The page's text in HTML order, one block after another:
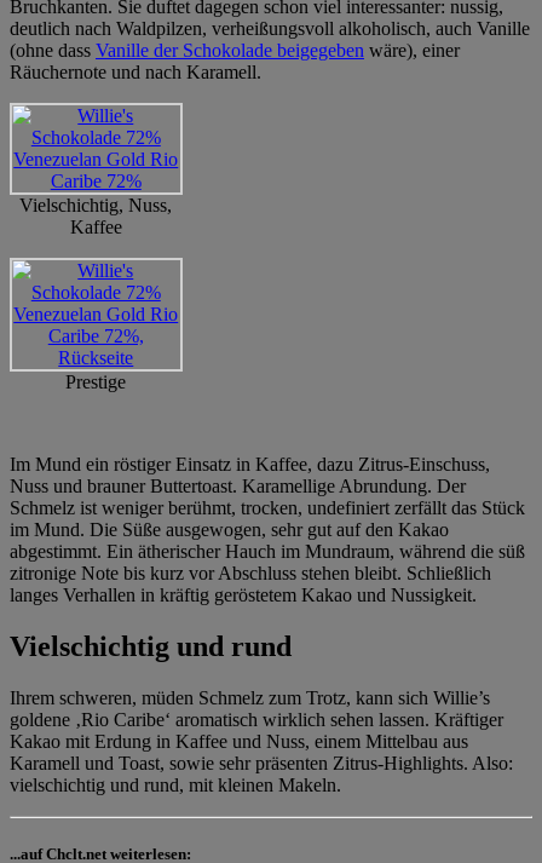
Bruchkanten. Sie duftet dagegen schon viel interessanter: nussig,
deutlich nach Waldpilzen, verheißungsvoll alkoholisch, auch Vanille
(ohne dass Vanille der Schokolade beigegeben wäre), einer
Räuchernote und nach Karamell.
Vielschichtig, Nuss,
Kaffee
Prestige
Im Mund ein röstiger Einsatz in Kaffee, dazu Zitrus-Einschuss,
Nuss und brauner Buttertoast. Karamellige Abrundung. Der
Schmelz ist weniger berühmt, trocken, undefiniert zerfällt das Stück
im Mund. Die Süße ausgewogen, sehr gut auf den Kakao
abgestimmt. Ein ätherischer Hauch im Mundraum, während die süß
zitronige Note bis kurz vor Abschluss stehen bleibt. Schließlich
langes Verhallen in kräftig geröstetem Kakao und Nussigkeit.
Vielschichtig und rund
Ihrem schweren, müden Schmelz zum Trotz, kann sich Willie’s
goldene ‚Rio Caribe‘ aromatisch wirklich sehen lassen. Kräftiger
Kakao mit Erdung in Kaffee und Nuss, einem Mittelbau aus
Karamell und Toast, sowie sehr präsenten Zitrus-Highlights. Also:
vielschichtig und rund, mit kleinen Makeln.
...auf Chclt.net weiterlesen: